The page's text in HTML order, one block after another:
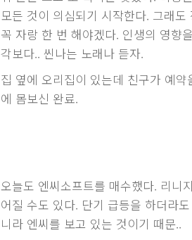
모든 것이 의심되기 시작한다. 그래
꼭 자랑 한 번 해야겠다. 인생의 영향
각보다.. 씬나는 노래나 듣자.
집 옆에 오리집이 있는데 친구가 예
에 몸보신 완료.
오늘도 엔씨소프트를 매수했다. 리니
어질 수도 있다. 단기 급등을 하더라
니라 엔씨를 보고 있는 것이기 때문..